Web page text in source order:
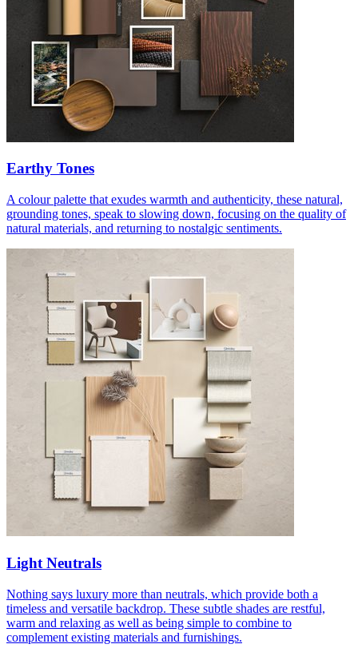
Earthy Tones
A colour palette that exudes warmth and authenticity, these natural,
grounding tones, speak to slowing down, focusing on the quality of
natural materials, and returning to nostalgic sentiments.
Light Neutrals
Nothing says luxury more than neutrals, which provide both a
timeless and versatile backdrop. These subtle shades are restful,
warm and relaxing as well as being simple to combine to
complement existing materials and furnishings.